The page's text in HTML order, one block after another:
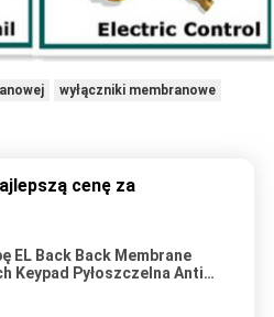
wyłączniki membranowe
cenę za
EL Back Back Membrane
Keypad Pyłoszczelna Anti -